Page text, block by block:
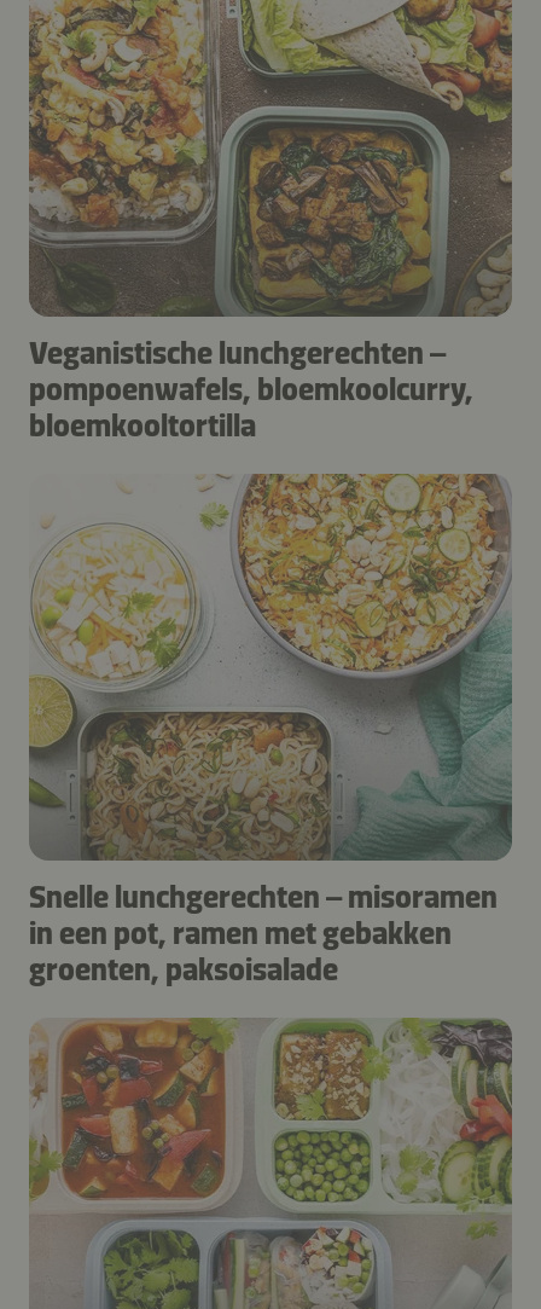
Veganistische lunchgerechten –
pompoenwafels, bloemkoolcurry,
bloemkooltortilla
Snelle lunchgerechten – misoramen
in een pot, ramen met gebakken
groenten, paksoisalade